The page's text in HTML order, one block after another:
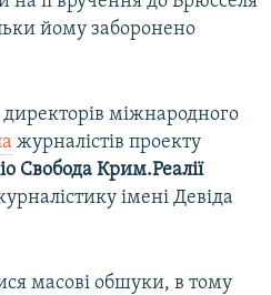
йому заборонено
міжнародного
журналістів проекту
Свобода Крим.Реалії
імені Девіда
масові обшуки, в тому